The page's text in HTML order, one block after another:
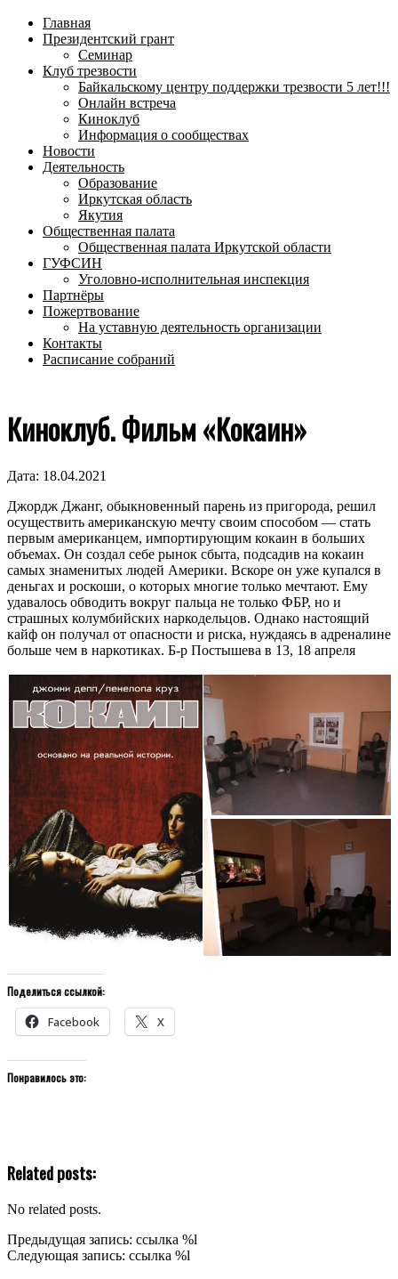
меню
Главная
Президентский грант
Семинар
Клуб трезвости
Байкальскому центру поддержки трезвости 5 лет!!!
Онлайн встреча
Киноклуб
Информация о сообществах
Новости
Деятельность
Образование
Иркутская область
Якутия
Общественная палата
Общественная палата Иркутской области
ГУФСИН
Уголовно-исполнительная инспекция
Партнёры
Пожертвование
На уставную деятельность организации
Контакты
Расписание собраний
Киноклуб. Фильм «Кокаин»
Дата: 18.04.2021
Джордж Джанг, обыкновенный парень из пригорода, решил
осуществить американскую мечту своим способом — стать
первым американцем, импортирующим кокаин в больших
объемах. Он создал себе рынок сбыта, подсадив на кокаин
самых знаменитых людей Америки. Вскоре он уже купался в
деньгах и роскоши, о которых многие только мечтают. Ему
удавалось обводить вокруг пальца не только ФБР, но и
страшных колумбийских наркодельцов. Однако настоящий
кайф он получал от опасности и риска, нуждаясь в адреналине
больше чем в наркотиках. Б-р Постышева в 13, 18 апреля
Поделиться ссылкой:
Facebook X
Понравилось это:
Related posts:
No related posts.
2021-
04-
Предыдущая запись: ссылка %l
Следующая запись: ссылка %l